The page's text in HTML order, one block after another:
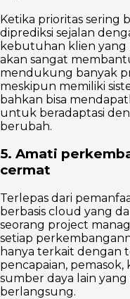
Ketika prioritas sering
diprediksi sejalan
kebutuhan klien
akan sangat
mendukung banyak
meskipun memiliki
bahkan bisa
untuk beradaptasi
berubah.
5. Amati
cermat
Terlepas dari
berbasis cloud yang
seorang project
setiap
hanya terkait dengan
pencapaian,
sumber daya lain
berlangsung.